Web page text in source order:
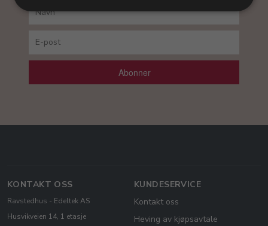
Abonner
KONTAKT OSS
Ravstedhus - Edeltek AS
Husvikveien 14, 1 etasje
KUNDESERVICE
Kontakt oss
Heving av kjøpsavtale